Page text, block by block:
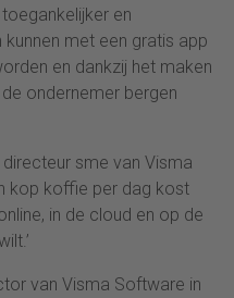
en
met een gratis app
en dankzij het maken
ondernemer bergen
sme van Visma
kop koffie per dag kost
in de cloud en op de
van Visma Software in